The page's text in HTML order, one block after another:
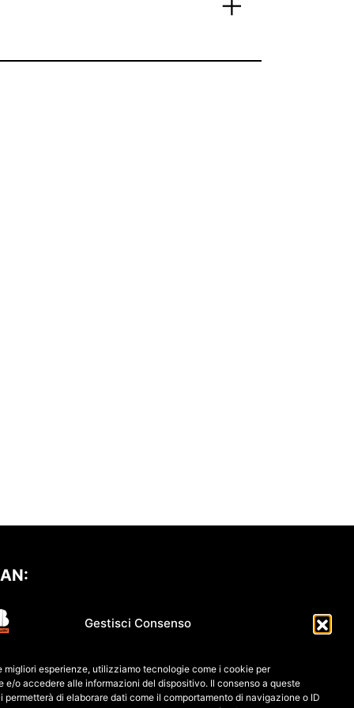
Gestisci Consenso
migliori esperienze, utilizziamo tecnologie come i cookie per
e/o accedere alle informazioni del dispositivo. Il consenso a queste
permetterà di elaborare dati come il comportamento di navigazione o ID
L0
04552060248
POLICY